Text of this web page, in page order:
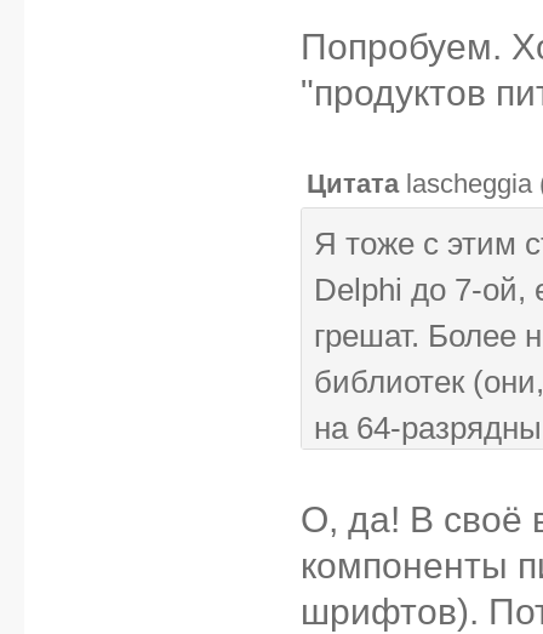
Попробуем.
"продуктов
Цитата lascheggia
Я тоже с этим
Delphi до 7-ой,
грешат. Более
библиотек
на 64-
О, да! В своё
компоненты
шрифтов).